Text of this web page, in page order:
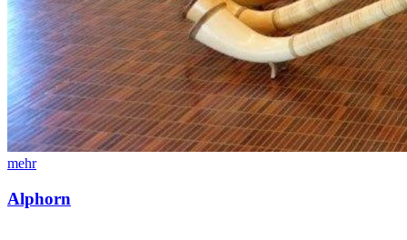
mehr
Alphorn